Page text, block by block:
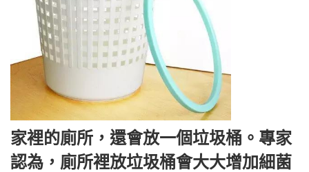
家裡的廁所，還會放一個垃圾桶。專家
認為，廁所裡放垃圾桶會大大增加細菌